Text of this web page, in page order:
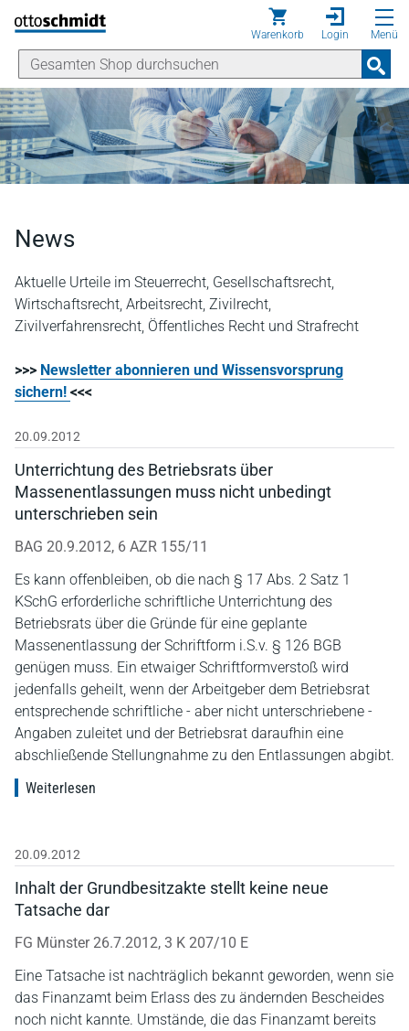
Direkt zum Inhalt
Warenkorb Login Menü
News
Aktuelle Urteile im Steuerrecht, Gesellschaftsrecht,
Wirtschaftsrecht, Arbeitsrecht, Zivilrecht,
Zivilverfahrensrecht, Öffentliches Recht und Strafrecht
>>> Newsletter abonnieren und Wissensvorsprung
sichern! <<<
20.09.2012
Unterrichtung des Betriebsrats über
Massenentlassungen muss nicht unbedingt
unterschrieben sein
BAG 20.9.2012, 6 AZR 155/11
Es kann offenbleiben, ob die nach § 17 Abs. 2 Satz 1
KSchG erforderliche schriftliche Unterrichtung des
Betriebsrats über die Gründe für eine geplante
Massenentlassung der Schriftform i.S.v. § 126 BGB
genügen muss. Ein etwaiger Schriftformverstoß wird
jedenfalls geheilt, wenn der Arbeitgeber dem Betriebsrat
entsprechende schriftliche - aber nicht unterschriebene -
Angaben zuleitet und der Betriebsrat daraufhin eine
abschließende Stellungnahme zu den Entlassungen abgibt.
Weiterlesen
20.09.2012
Inhalt der Grundbesitzakte stellt keine neue
Tatsache dar
FG Münster 26.7.2012, 3 K 207/10 E
Eine Tatsache ist nachträglich bekannt geworden, wenn sie
das Finanzamt beim Erlass des zu ändernden Bescheides
noch nicht kannte. Umstände, die das Finanzamt bereits